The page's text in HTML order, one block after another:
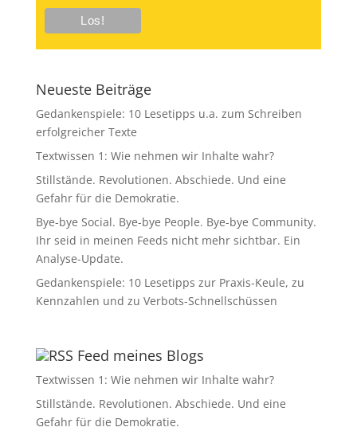
Neueste Beiträge
Gedankenspiele: 10 Lesetipps u.a. zum Schreiben
erfolgreicher Texte
Textwissen 1: Wie nehmen wir Inhalte wahr?
Stillstände. Revolutionen. Abschiede. Und eine
Gefahr für die Demokratie.
Bye-bye Social. Bye-bye People. Bye-bye Community.
Ihr seid in meinen Feeds nicht mehr sichtbar. Ein
Analyse-Update.
Gedankenspiele: 10 Lesetipps zur Praxis-Keule, zu
Kennzahlen und zu Verbots-Schnellschüssen
Feed meines Blogs
Textwissen 1: Wie nehmen wir Inhalte wahr?
Stillstände. Revolutionen. Abschiede. Und eine
Gefahr für die Demokratie.